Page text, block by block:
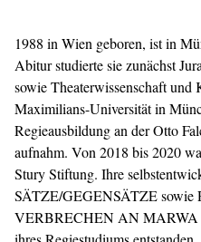
1988 in Wien geboren, ist in
Abitur studierte sie zunächst
sowie Theaterwissenschaft
Maximilians-Universität in
Regieausbildung an der Otto
aufnahm. Von 2018 bis 2020
Stury Stiftung. Ihre
SÄTZE/GEGENSÄTZE
VERBRECHEN AN MARWA